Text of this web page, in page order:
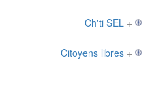
Ch'ti SEL +
Citoyens libres +